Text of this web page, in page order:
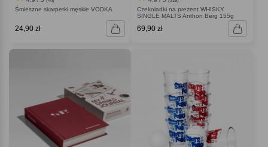
Śmieszne skarpetki męskie VODKA
24,90 zł
Czekoladki na prezent WHISKY
SINGLE MALTS Anthon Berg 155g
69,90 zł